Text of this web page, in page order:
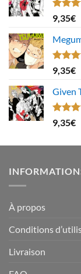
Note
4.00
5
9,35€
Note
sur 5
9,35€
Given
Note
sur 5
9,35€
À propos
Conditions
Livraison